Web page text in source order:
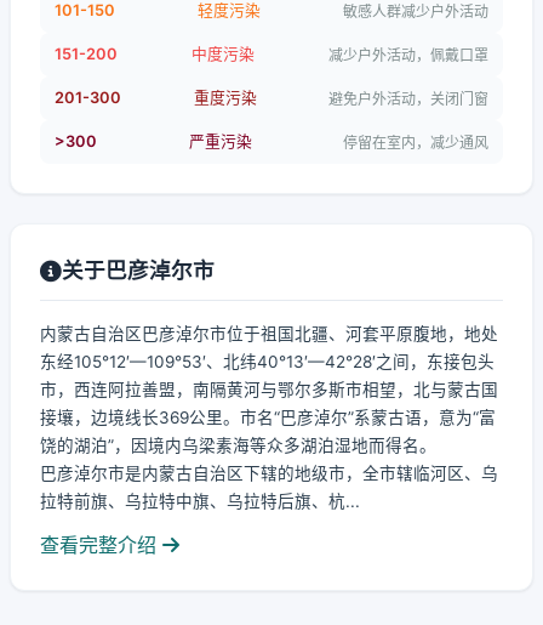
101-150 轻度污染 敏感人群减少户外活动
151-200 中度污染 减少户外活动，佩戴口罩
201-300 重度污染 避免户外活动，关闭门窗
>300 严重污染 停留在室内，减少通风
关于巴彦淖尔市
内蒙古自治区巴彦淖尔市位于祖国北疆、河套平原腹地，地处
东经105°12′—109°53′、北纬40°13′—42°28′之间，东接包头
市，西连阿拉善盟，南隔黄河与鄂尔多斯市相望，北与蒙古国
接壤，边境线长369公里。市名“巴彦淖尔”系蒙古语，意为“富
饶的湖泊”，因境内乌梁素海等众多湖泊湿地而得名。
巴彦淖尔市是内蒙古自治区下辖的地级市，全市辖临河区、乌
拉特前旗、乌拉特中旗、乌拉特后旗、杭...
查看完整介绍